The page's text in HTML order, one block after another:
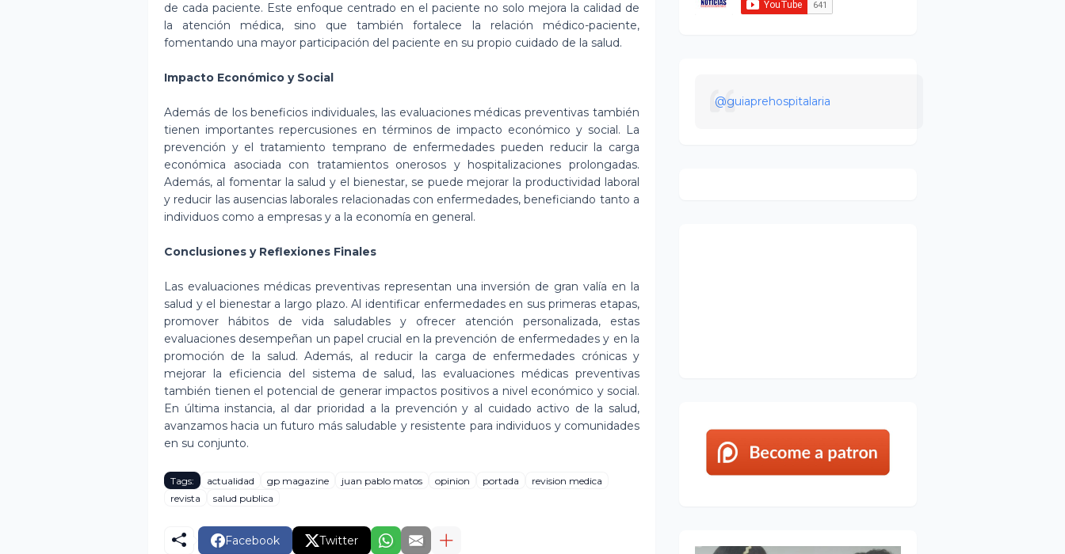
de cada paciente. Este enfoque centrado en el paciente no solo mejora la calidad de
la atención médica, sino que también fortalece la relación médico-paciente,
fomentando una mayor participación del paciente en su propio cuidado de la salud.
Impacto Económico y Social
Además de los beneficios individuales, las evaluaciones médicas preventivas también
tienen importantes repercusiones en términos de impacto económico y social. La
prevención y el tratamiento temprano de enfermedades pueden reducir la carga
económica asociada con tratamientos onerosos y hospitalizaciones prolongadas.
Además, al fomentar la salud y el bienestar, se puede mejorar la productividad laboral
y reducir las ausencias laborales relacionadas con enfermedades, beneficiando tanto a
individuos como a empresas y a la economía en general.
Conclusiones y Reflexiones Finales
Las evaluaciones médicas preventivas representan una inversión de gran valía en la
salud y el bienestar a largo plazo. Al identificar enfermedades en sus primeras etapas,
promover hábitos de vida saludables y ofrecer atención personalizada, estas
evaluaciones desempeñan un papel crucial en la prevención de enfermedades y en la
promoción de la salud. Además, al reducir la carga de enfermedades crónicas y
mejorar la eficiencia del sistema de salud, las evaluaciones médicas preventivas
también tienen el potencial de generar impactos positivos a nivel económico y social.
En última instancia, al dar prioridad a la prevención y al cuidado activo de la salud,
avanzamos hacia un futuro más saludable y resistente para individuos y comunidades
en su conjunto.
Tags: actualidad gp magazine juan pablo matos opinion portada
revision medica
revista
salud publica
Facebook Twitter
@guiaprehospitalaria